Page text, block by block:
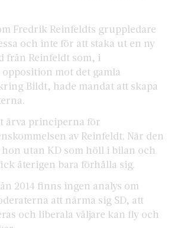
Fredrik Reinfeldts gruppledare
och inte för att staka ut en ny
från Reinfeldt som, i
mot det gamla
Bildt, hade mandat att skapa
ärva principerna för
av Reinfeldt. När den
utan KD som höll i bilan och
återigen bara förhålla sig.
2014 finns ingen analys om
att närma sig SD, att
och liberala väljare kan fly och